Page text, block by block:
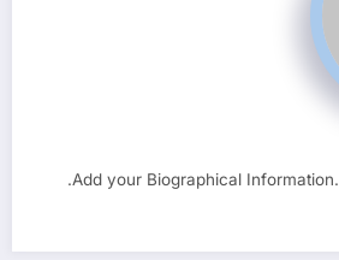
Add your Biographical Information.